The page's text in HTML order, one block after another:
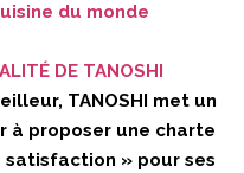
du monde
DE TANOSHI
TANOSHI met un
à proposer une charte
satisfaction » pour ses